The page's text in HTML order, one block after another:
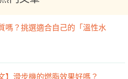
嗎？挑選適合自己的「溫性水
】滑步機的燃脂效果好嗎？